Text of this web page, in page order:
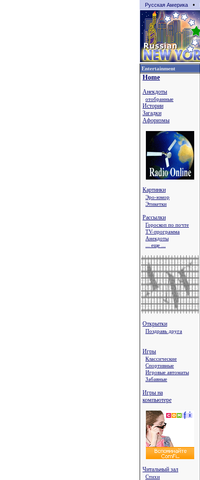
Русская Америка •
Entertainment
Home
Анекдоты
отобранные
Истории
Загадки
Афоризмы
Картинки
Эро-юмор
Этикетки
Рассылки
Гороскоп по почте
TV-программа
Анекдоты
... еще ...
Открытки
Поздравь друга
Игры
Классические
Спортивные
Игровые автоматы
Забавные
Игры на
компьютере
Читальный зал
Стихи